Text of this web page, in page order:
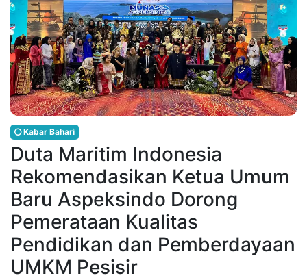
Kabar Bahari
Duta Maritim Indonesia
Rekomendasikan Ketua Umum
Baru Aspeksindo Dorong
Pemerataan Kualitas
Pendidikan dan Pemberdayaan
UMKM Pesisir